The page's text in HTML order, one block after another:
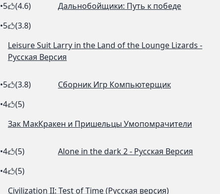
•5 (4.6)
Дальнобойщики: Путь к победе
•5
(3.8)
Leisure Suit Larry in the Land of the Lounge Lizards -
Русская Версия
•5 (3.8)
Сборник Игр Компьютерщик
•4
(5)
Зак МакКракен и Пришельцы Умопомрачители
•4 (5)
Alone in the dark 2 - Русская Версия
•4
(5)
Civilization II: Test of Time (Русская версия)